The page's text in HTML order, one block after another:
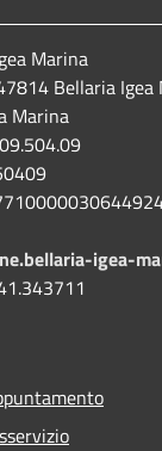
Marina
Bellaria Igea
Marina
igea-